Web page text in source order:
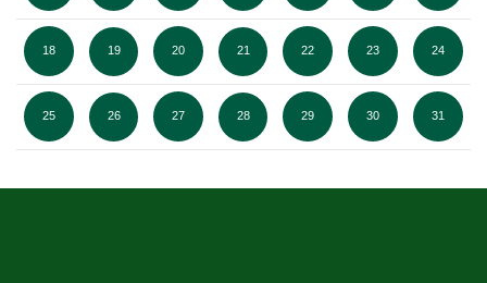
18 19 20 21 22 23 24
25 26 27 28 29 30 31